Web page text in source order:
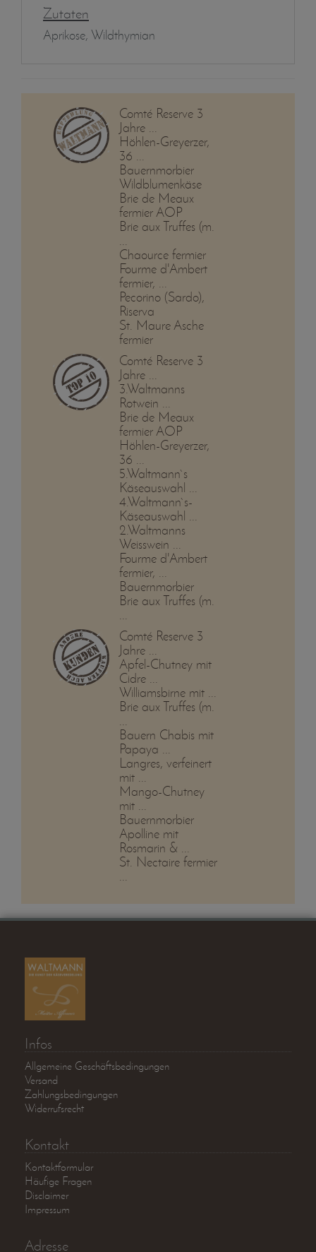
Zutaten
Aprikose, Wildthymian
Comté Reserve 3
Jahre ...
Höhlen-Greyerzer,
36 ...
Bauernmorbier
Wildblumenkäse
Brie de Meaux
fermier AOP
Brie aux Truffes (m.
...
Chaource fermier
Fourme d'Ambert
fermier, ...
Pecorino (Sardo),
Riserva
St. Maure Asche
fermier
Comté Reserve 3
Jahre ...
3.Waltmanns
Rotwein ...
Brie de Meaux
fermier AOP
Höhlen-Greyerzer,
36 ...
5.Waltmann`s
Käseauswahl ...
4.Waltmann`s-
Käseauswahl ...
2.Waltmanns
Weisswein ...
Fourme d'Ambert
fermier, ...
Bauernmorbier
Brie aux Truffes (m.
...
Comté Reserve 3
Jahre ...
Apfel-Chutney mit
Cidre ...
Williamsbirne mit ...
Brie aux Truffes (m.
...
Bauern Chabis mit
Papaya ...
Langres, verfeinert
mit ...
Mango-Chutney
mit ...
Bauernmorbier
Apolline mit
Rosmarin & ...
St. Nectaire fermier
...
Infos
Allgemeine Geschäftsbedingungen
Versand
Zahlungsbedingungen
Widerrufsrecht
Kontakt
Kontaktformular
Häufige Fragen
Disclaimer
Impressum
Adresse